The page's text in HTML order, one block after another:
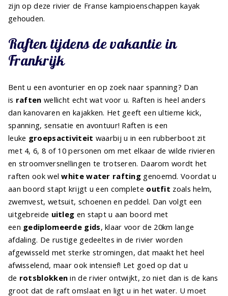
zijn op deze rivier de Franse kampioenschappen kayak
gehouden.
Raften tijdens de vakantie in
Frankrijk
Bent u een avonturier en op zoek naar spanning? Dan
is raften wellicht echt wat voor u. Raften is heel anders
dan kanovaren en kajakken. Het geeft een ultieme kick,
spanning, sensatie en avontuur! Raften is een
leuke groepsactiviteit waarbij u in een rubberboot zit
met 4, 6, 8 of 10 personen om met elkaar de wilde rivieren
en stroomversnellingen te trotseren. Daarom wordt het
raften ook welwhite water rafting genoemd. Voordat u
aan boord stapt krijgt u een complete outfit zoals helm,
zwemvest, wetsuit, schoenen en peddel. Dan volgt een
uitgebreide uitleg en stapt u aan boord met
een gediplomeerde gids, klaar voor de 20km lange
afdaling. De rustige gedeeltes in de rivier worden
afgewisseld met sterke stromingen, dat maakt het heel
afwisselend, maar ook intensief! Let goed op dat u
de rotsblokken in de rivier ontwijkt, zo niet dan is de kans
groot dat de raft omslaat en ligt u in het water. U moet